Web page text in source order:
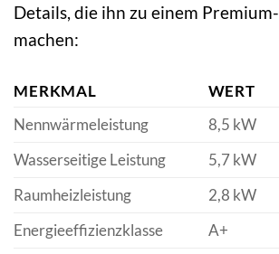
Details, die ihn zu einem
machen:
MERKMAL
WERT
Nennwärmeleistung
8,5 kW
Wasserseitige Leistung
5,7 kW
Raumheizleistung
2,8 kW
Energieeffizienzklasse
A+